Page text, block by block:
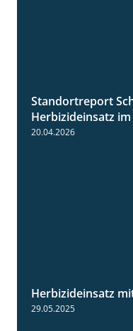
Standortreport
Herbizideinsatz im
20.04.2026
Herbizideinsatz
29.05.2025